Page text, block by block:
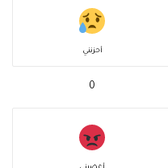
أحزنني
0